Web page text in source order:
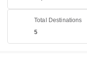
Total Destinations
5